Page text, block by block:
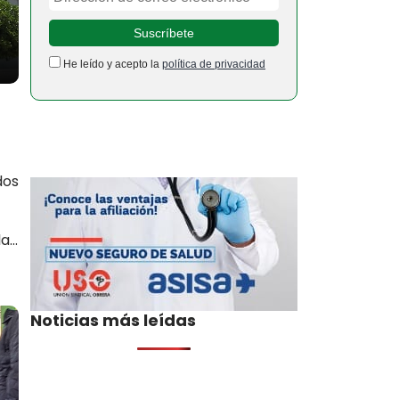
He leído y acepto la política de privacidad
Noticias más leídas